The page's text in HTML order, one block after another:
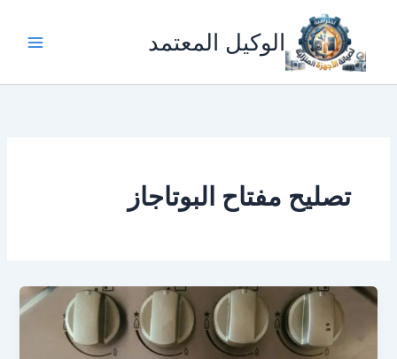
المحتوى
الوكيل المعتمد
تصليح مفتاح البوتاجاز